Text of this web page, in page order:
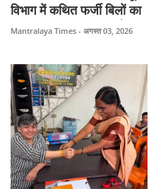
विभाग में कथित फर्जी बिलों का
मामला गरमाया, 'शंकर' और
कनेक्शन की निष्पक्ष जांच की
मांग तेज।
Mantralaya Times - अगस्त 03, 2026